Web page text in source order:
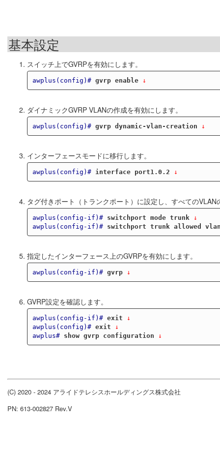
基本設定
スイッチ上でGVRPを有効にします。
awplus(config)# gvrp enable ↓
ダイナミックGVRP VLANの作成を有効にします。
awplus(config)# gvrp dynamic-vlan-creation ↓
インターフェースモードに移行します。
awplus(config)# interface port1.0.2 ↓
タグ付きポート（トランクポート）に設定し、すべての
awplus(config-if)# switchport mode trunk ↓
awplus(config-if)#
switchport trunk allowed
指定したインターフェース上のGVRPを有効にします。
awplus(config-if)# gvrp ↓
GVRP設定を確認します。
awplus(config-if)# exit ↓
awplus(config)# exit ↓
awplus#
show gvrp configuration ↓
(C) 2020 - 2024 アライドテレシスホールディングス株式会社
PN: 613-002827 Rev.V